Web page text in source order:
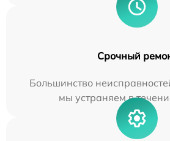
Срочный
Большинство
мы устраняем в